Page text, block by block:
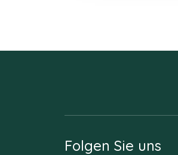
Folgen Sie uns